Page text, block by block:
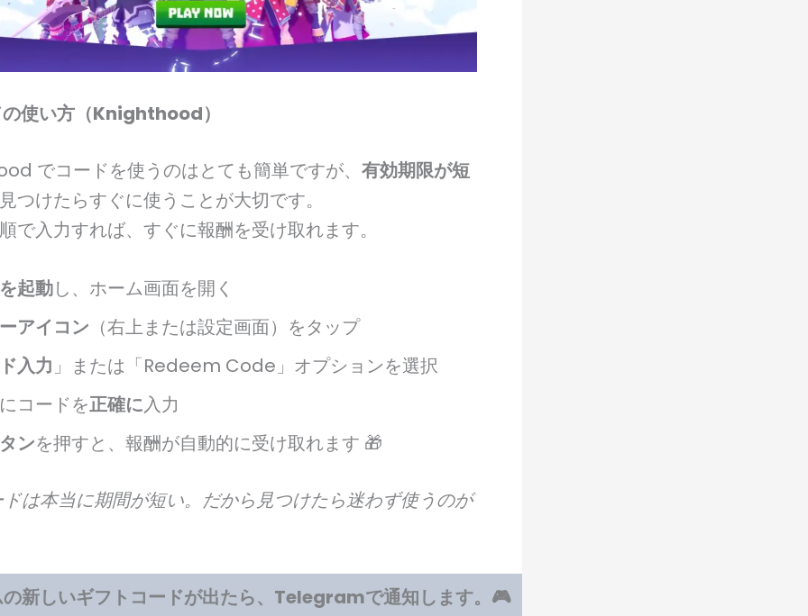
使い方（Knighthood）
でコードを使うのはとても簡単ですが、 有効期限が短
つけたらすぐに使うことが大切です。
で入力すれば、すぐに報酬を受け取れます。
起動し、ホーム画面を開く
アイコン （右上または設定画面）をタップ
入力 」または「Redeem Code」オプションを選択
コードを正確に入力
ンを押すと、報酬が自動的に受け取れます 🎁
は本当に期間が短い。だから見つけたら迷わず使うのが
新しいギフトコードが出たら、Telegramで通知します。🎮